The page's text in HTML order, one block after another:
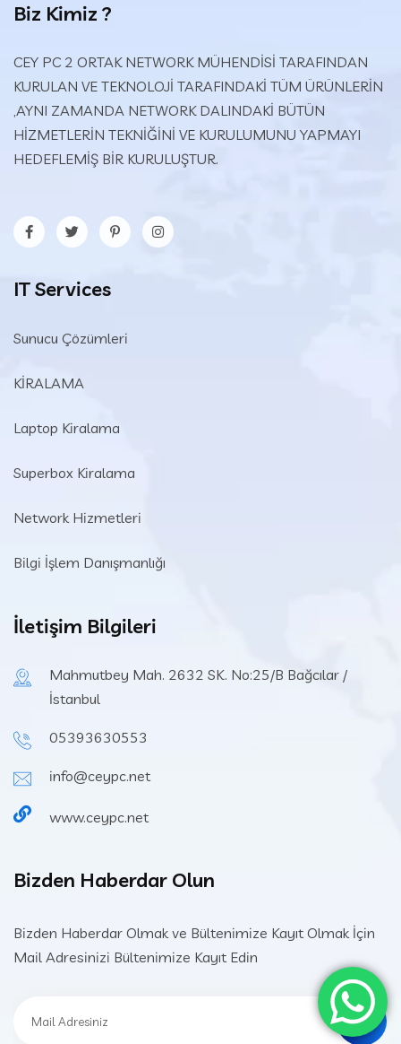
Biz Kimiz ?
CEY PC 2 ORTAK NETWORK MÜHENDİSİ TARAFINDAN
KURULAN VE TEKNOLOJİ TARAFINDAKİ TÜM ÜRÜNLERİN
,AYNI ZAMANDA NETWORK DALINDAKİ BÜTÜN
HİZMETLERİN TEKNİĞİNİ VE KURULUMUNU YAPMAYI
HEDEFLEMİŞ BİR KURULUŞTUR.
IT Services
Sunucu Çözümleri
KİRALAMA
Laptop Kiralama
Superbox Kiralama
Network Hizmetleri
Bilgi İşlem Danışmanlığı
İletişim Bilgileri
Mahmutbey Mah. 2632 SK. No:25/B Bağcılar /
İstanbul
05393630553
info@ceypc.net
www.ceypc.net
Bizden Haberdar Olun
Bizden Haberdar Olmak ve Bültenimize Kayıt Olmak İçin
Mail Adresinizi Bültenimize Kayıt Edin